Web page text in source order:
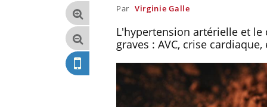
Par Virginie Galle
L'hypertension artérielle et
graves : AVC, crise cardiaque,